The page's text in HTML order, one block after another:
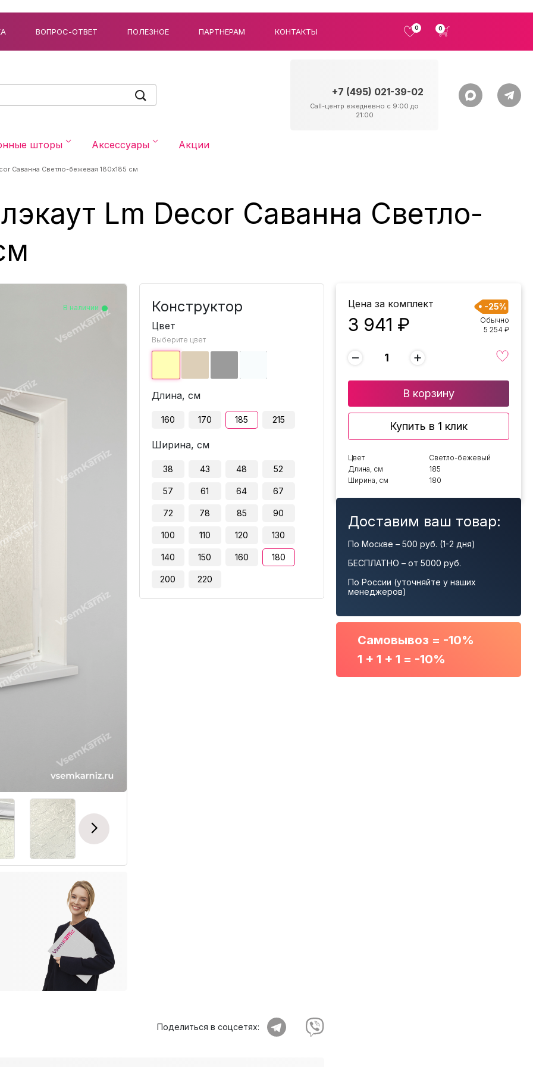
ВОПРОС-ОТВЕТ ПОЛЕЗНОЕ ПАРТНЕРАМ КОНТАКТЫ 0 0
+7 (495) 021-39-02
Call-центр ежедневно с 9:00 до
21:00
шторы Аксессуары Акции
Саванна Светло-бежевая 180x185 см
Lm Decor Саванна Светло-
В наличии
В наличии
В наличии
В наличии
В наличии
В наличии
В наличии
В наличии
В наличии
В наличии
В наличии
В наличии
В наличии
В наличии
В наличии
В наличии
В наличии
Next
Конструктор
Цвет
Выберите цвет
Длина, см
160 170 185 215
Ширина, см
38 43 48 52
57 61 64 67
72 78 85 90
100 110 120 130
140 150 160 180
200 220
Поделиться в соцсетях:
Цена за комплект
3 941 ₽
-25%
Обычно
5 254 ₽
− +
В корзину
Купить в 1 клик
Цвет
Светло-бежевый
Длина, см
185
Ширина, см
180
Доставим ваш товар:
По Москве – 500 руб. (1-2 дня)
БЕСПЛАТНО – от 5000 руб.
По России (уточняйте у наших
менеджеров)
Самовывоз = -10%
1 + 1 + 1 = -10%